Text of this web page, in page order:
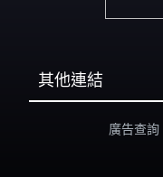
其他連結
廣告查詢